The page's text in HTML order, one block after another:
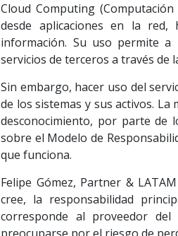
Cloud Computing
desde aplicaciones en la red,
información. Su uso permite
servicios de terceros a través de
Sin embargo, hacer uso del
de los sistemas y sus activos.
desconocimiento, por parte de
sobre el Modelo de
que funciona.
Felipe Gómez, Partner &
cree, la responsabilidad
corresponde al proveedor